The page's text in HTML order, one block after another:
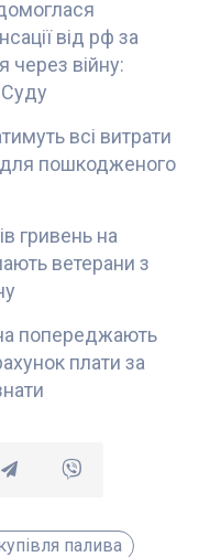
від рф за
через війну:
всі витрати
пошкодженого
гривень на
ветерани з
попереджають
плати за
палива